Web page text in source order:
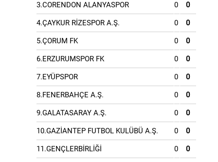
3.CORENDON ALANYASPOR 0 0
4.ÇAYKUR RİZESPOR A.Ş. 0 0
5.ÇORUM FK 0 0
6.ERZURUMSPOR FK 0 0
7.EYÜPSPOR 0 0
8.FENERBAHÇE A.Ş. 0 0
9.GALATASARAY A.Ş. 0 0
10.GAZİANTEP FUTBOL KULÜBÜ A.Ş. 0 0
11.GENÇLERBİRLİĞİ 0 0